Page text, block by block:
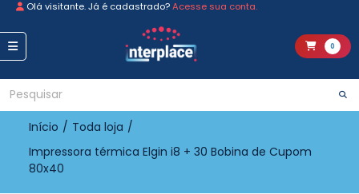
Olá visitante. Já é cadastrado?Acesse sua conta.
0
Início / Toda loja /
Impressora térmica Elgin i8 + 30 Bobina de Cupom
80x40